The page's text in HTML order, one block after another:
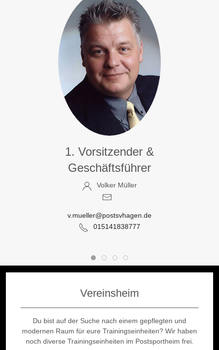
1. Vorsitzender &
Geschäftsführer
Volker Müller
v.mueller@postsvhagen.de
015141838777
Vereinsheim
Du bist auf der Suche nach einem gepflegten und
modernen Raum für eure Trainingseinheiten? Wir haben
noch diverse Trainingseinheiten im Postsportheim frei.